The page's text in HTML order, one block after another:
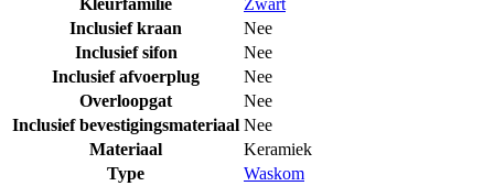
Kleurfamilie
Zwart
Inclusief kraan
Nee
Inclusief sifon
Nee
Inclusief afvoerplug
Nee
Overloopgat
Nee
Inclusief bevestigingsmateriaal Nee
Materiaal
Keramiek
Type
Waskom